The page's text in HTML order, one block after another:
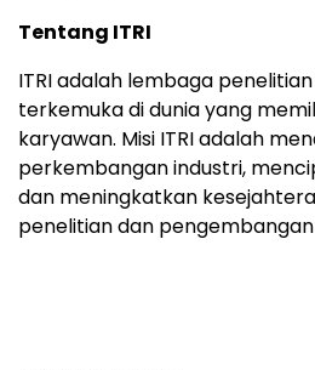
Tentang ITRI
ITRI adalah lembaga
terkemuka di dunia yang
karyawan. Misi ITRI adalah
perkembangan industri,
dan meningkatkan
penelitian dan